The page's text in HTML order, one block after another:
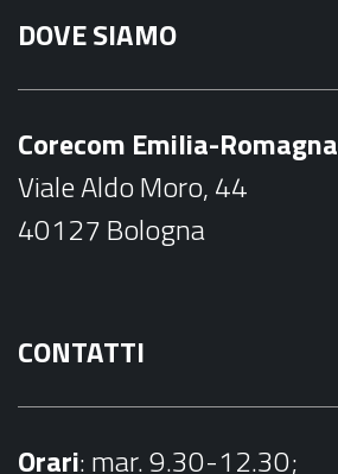
c
e
o
k
s
t
r
a
DOVE SIAMO
Corecom Emilia-Romagna
Viale Aldo Moro, 44
40127 Bologna
CONTATTI
Orari: mar. 9.30-12.30;